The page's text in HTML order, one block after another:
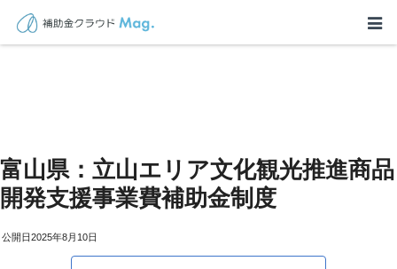
富山県：立山エリア文化観光推進商品
開発支援事業費補助金制度
2025年8月10日